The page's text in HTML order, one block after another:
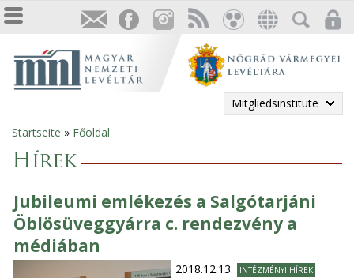
Mitgliedsinstitute
Sie
sind
hier
Startseite » Főoldal
Hírek
Jubileumi emlékezés a Salgótarjáni
Öblösüveggyárra c. rendezvény a
médiában
2018.12.13. INTÉZMÉNYI HÍREK